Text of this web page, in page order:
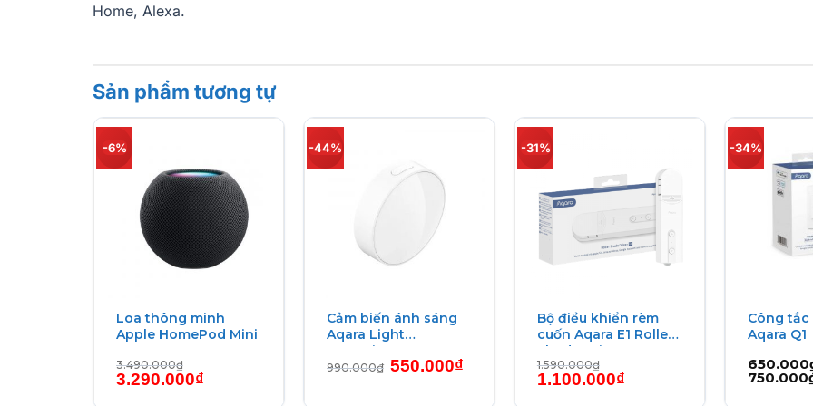
Home, Alexa.
Sản phẩm tương tự
-6%
Loa thông minh
Apple HomePod Mini
3.490.000₫
Giá
gốc
3.290.000₫Giá
-44%
Cảm biến ánh sáng
Aqara Light
Detection Sensor T1
990.000₫ Giá
gốc
550.000₫
-31%
Bộ điều khiển rèm
cuốn Aqara E1 Roller
Shade Driver RSD-
M01
1.590.000₫
Giá
gốc
1.100.000₫Giá
-34%
Công
Aqara Q1
650.000
750.000